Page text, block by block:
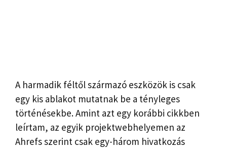
A harmadik féltől származó eszközök is csak
egy kis ablakot mutatnak be a tényleges
történésekbe. Amint azt egy korábbi cikkben
leírtam, az egyik projektwebhelyemen az
Ahrefs szerint csak egy-három hivatkozás